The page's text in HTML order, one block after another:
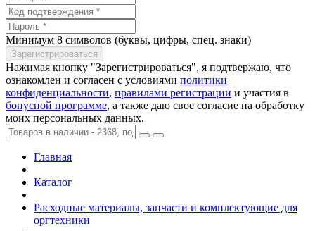
Минимум 8 символов (буквы, цифры, спец. знаки)
Нажимая кнопку "Зарегистрироваться", я подтвержаю, что
ознакомлен и согласен с условиями политики
конфиденциальности, правилами регистрации и участия в
бонусной программе, а также даю свое согласие на обработку
моих персональных данных.
Главная
Каталог
Расходные материалы, запчасти и комплектующие для
оргтехники